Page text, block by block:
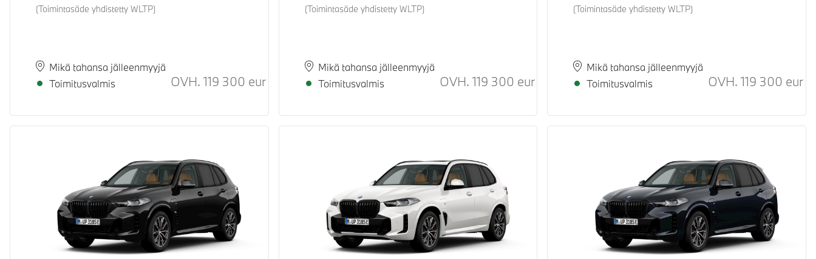
(Toimintasäde yhdistetty WLTP)
Paikkakunta
Mikä tahansa jälleenmyyjä
Toimitusaika
Toimitusvalmis
Suositeltu normaali hinta
OVH. 119 300 eur
(Toimintasäde yhdistetty WLTP)
Paikkakunta
Mikä tahansa jälleenmyyjä
Toimitusaika
Toimitusvalmis
Suositeltu normaali hinta
OVH. 119 300 eur
(Toimintasäde yhdistetty WLTP)
Paikkakunta
Mikä tahansa jälleenmyyjä
Toimitusaika
Toimitusvalmis
OVH.119 300 eur